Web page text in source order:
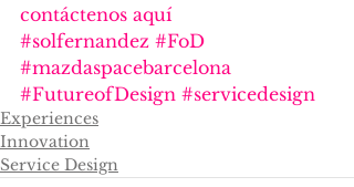
contáctenos aquí
#solfernandez #FoD
#mazdaspacebarcelona
#FutureofDesign #servicedesign
Experiences
Innovation
Service Design